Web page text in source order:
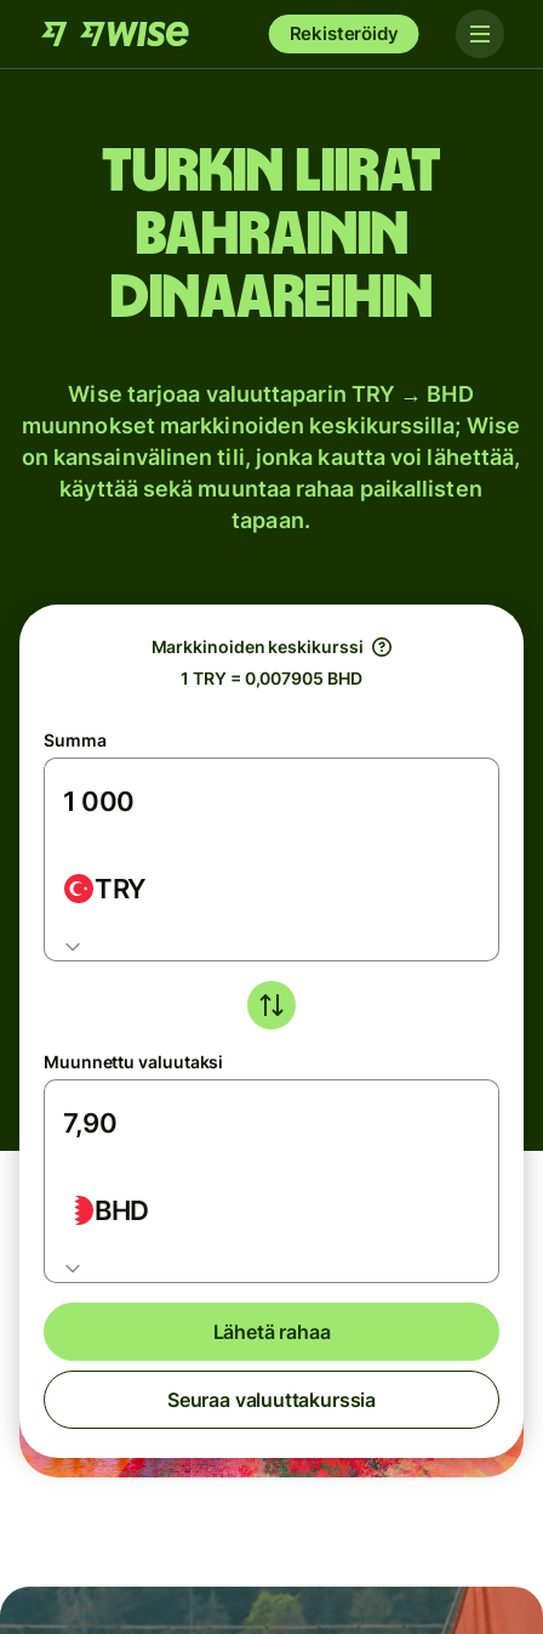
Rekisteröidy
Turkin liirat
Bahrainin
dinaareihin
Wise tarjoaa valuuttaparin TRY → BHD
muunnokset markkinoiden keskikurssilla; Wise
on kansainvälinen tili, jonka kautta voi lähettää,
käyttää sekä muuntaa rahaa paikallisten
tapaan.
Markkinoiden keskikurssi
1 TRY = 0,007905 BHD
Summa
TRY
Muunnettu valuutaksi
BHD
Lähetä rahaa
Seuraa valuuttakurssia